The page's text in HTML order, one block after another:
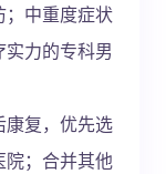
；中重度症状
力的专科男
康复，优先选
院；合并其他